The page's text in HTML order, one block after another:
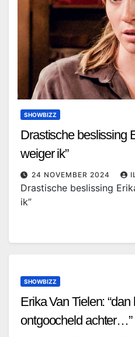
SHOWBIZZ
Drastische beslissing
weiger ik”
24 NOVEMBER 2024
Drastische beslissing
ik”
SHOWBIZZ
Erika Van Tielen:
ontgoocheld achter…”